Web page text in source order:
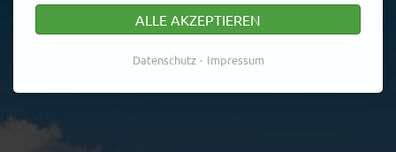
ALLE AKZEPTIEREN
Datenschutz Impressum